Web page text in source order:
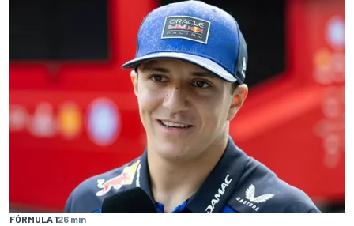
FÓRMULA 126 min